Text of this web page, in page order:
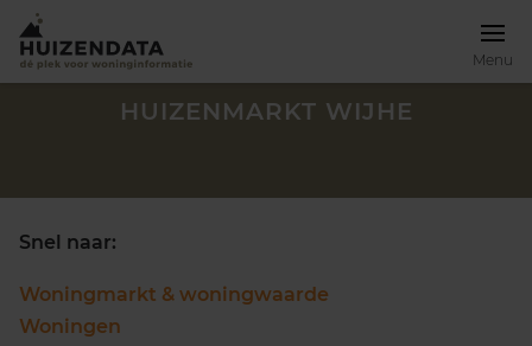
Menu
HUIZENMARKT WIJHE
Snel naar:
Woningmarkt & woningwaarde
Woningen